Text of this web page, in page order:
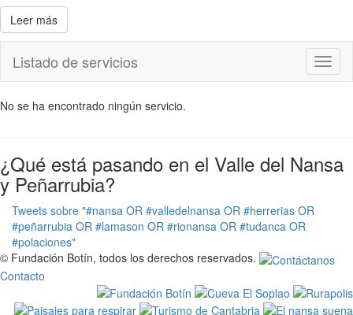
Leer más
Listado de servicios
No se ha encontrado ningún servicio.
¿Qué está pasando en el Valle del Nansa
y Peñarrubia?
Tweets sobre "#nansa OR #valledelnansa OR #herrerias OR
#peñarrubia OR #lamason OR #rionansa OR #tudanca OR
#polaciones"
© Fundación Botín, todos los derechos reservados.
Contacto